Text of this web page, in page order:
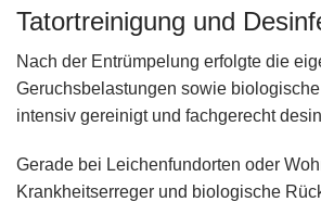
Tatortreinigung und
Nach der Entrümpelung erfolgte die
Geruchsbelastungen sowie
intensiv gereinigt und fachgerecht
Gerade bei Leichenfundorten oder
Krankheitserreger und biologische